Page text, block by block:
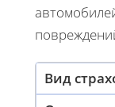
Вид